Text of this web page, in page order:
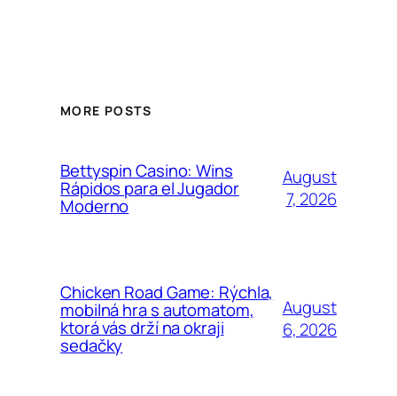
MORE POSTS
Bettyspin Casino: Wins
Rápidos para el Jugador
Moderno
August
7, 2026
Chicken Road Game: Rýchla,
mobilná hra s automatom,
ktorá vás drží na okraji
sedačky
August
6, 2026